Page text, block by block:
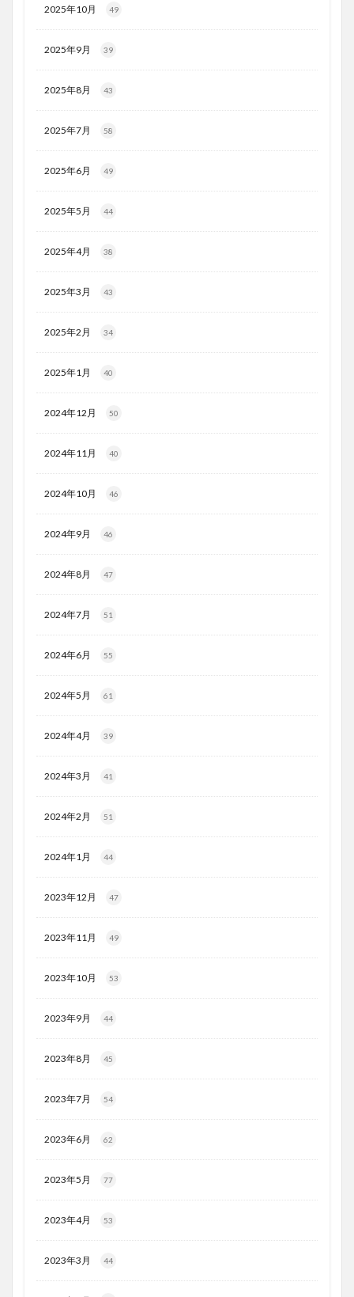
2025年10月 49
2025年9月 39
2025年8月 43
2025年7月 58
2025年6月 49
2025年5月 44
2025年4月 38
2025年3月 43
2025年2月 34
2025年1月 40
2024年12月 50
2024年11月 40
2024年10月 46
2024年9月 46
2024年8月 47
2024年7月 51
2024年6月 55
2024年5月 61
2024年4月 39
2024年3月 41
2024年2月 51
2024年1月 44
2023年12月 47
2023年11月 49
2023年10月 53
2023年9月 44
2023年8月 45
2023年7月 54
2023年6月 62
2023年5月 77
2023年4月 53
2023年3月 44